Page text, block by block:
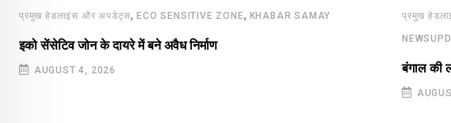
प्रमुख हेडलाइंस और अपडेट्स,ECO SENSITIVE ZONE, KHABAR SAMAY
इको सेंसेटिव जोन के दायरे में बने अवैध निर्माण
AUGUST 4, 2026
प्रमुख
बंगाल की